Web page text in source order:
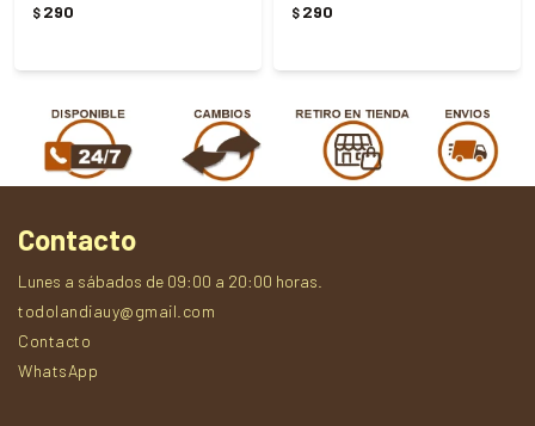
$ 290 $ 290
Contacto
Lunes a sábados de 09:00 a 20:00 horas.
todolandiauy@gmail.com
Contacto
WhatsApp